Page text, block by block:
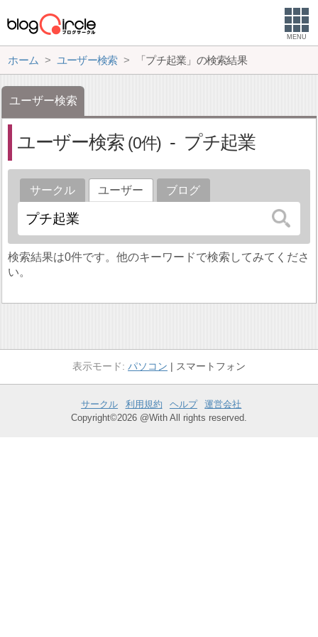
MENU
ホーム ユーザー検索 「プチ起業」の検索結果
ユーザー検索
ユーザー検索 0 プチ起業
サークル ユーザー ブログ
検索結果は0件です。他のキーワードで検索してみてくださ
い。
パソコン スマートフォン
サークル 利用規約 ヘルプ
運営会社
Copyright©2026 @With All rights reserved.